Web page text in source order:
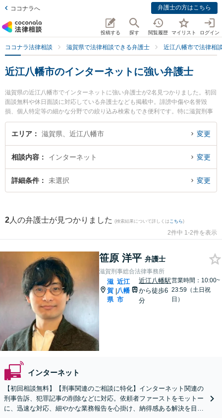
ココナラへ 弁護士の方はこちら
投稿する 探す 閲覧履歴 マイリスト ログイン
ココナラ法律相談 滋賀県で法律相談できる弁護士 近江八幡市で法律相
近江八幡市のインターネットに強い弁護士
滋賀県の近江八幡市でインターネットに強い弁護士が2名見つかりました。初回
面談無料や休日面談に対応している弁護士なども掲載中。誹謗中傷や名誉毀
損、個人特定等の細かな分野での絞り込み検索もでき便利です。特に滋賀刑事
総合法律事務所の笹原 洋平弁護士や近江八幡法律事務所の俣木 徹弁護士のプロ
フィール情報や弁護士費用、強みなどが注目されています。『近江八幡市で土
日や夜間に発生したインターネットのトラブルを今すぐに弁護士に相談した
い』『初回相談無料でインターネットを法律相談できる近江八幡市内の弁護士
に相談予約したい』などでお困りの相談者さんにおすすめです。
エリア 滋賀県、近江八幡市 変更
相談内容 インターネット 変更
詳細条件 未選択 変更
2 人の弁護士が見つかりました (検索結果について詳しくは こちら)
2件中 1-2件を表示
笹原 洋平 弁護士
滋賀刑事総合法律事務所
滋
賀
県
|
近江
八幡
市
近江八幡駅
から徒歩6
分
営業時間：10:00~
23:59（土日祝
日）
インターネット
【初回相談無料】【刑事関連のご相談に特化】インターネット関連の
刑事告訴、犯罪記事の削除などに対応。依頼者ファーストをモットー
に、迅速な対応、細やかな業務報告を心掛け、納得感ある解決を目指